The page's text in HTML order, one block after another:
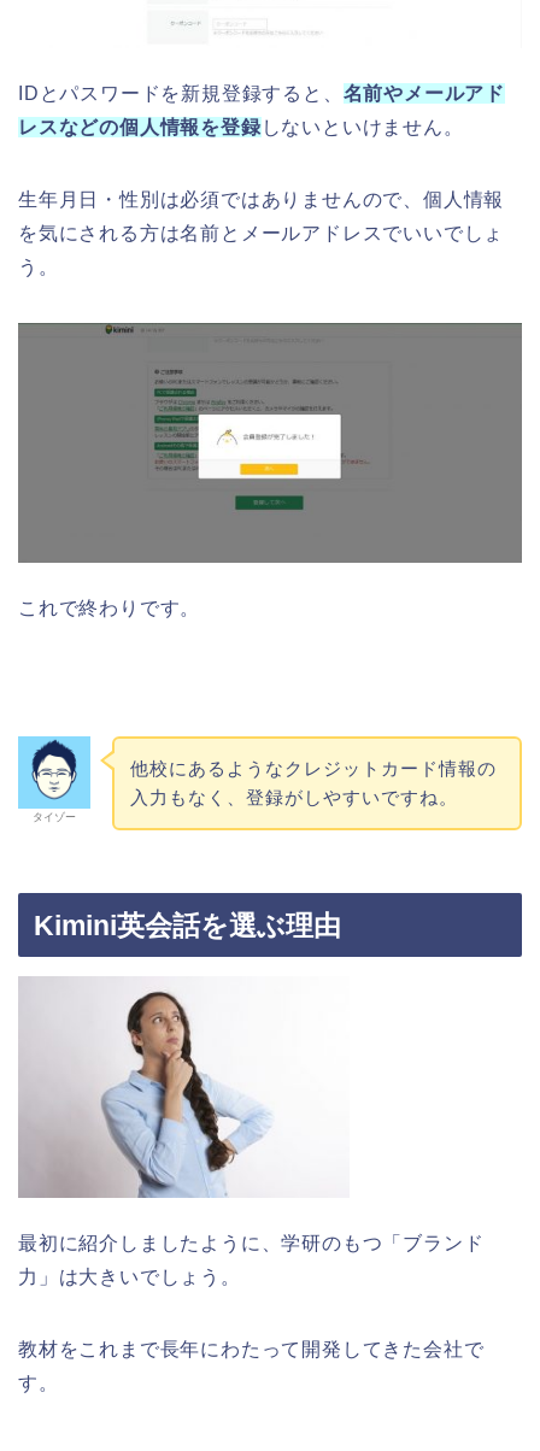
IDとパスワードを新規登録すると、 名前やメールアド
レスなどの個人情報を登録 しないといけません。
生年月日・性別は必須ではありませんので、個人情報
を気にされる方は名前とメールアドレスでいいでしょ
う。
これで終わりです。
タイゾー
他校にあるようなクレジットカード情報の
入力もなく、登録がしやすいですね。
Kimini英会話を選ぶ理由
最初に紹介しましたように、学研のもつ「ブランド
力」は大きいでしょう。
教材をこれまで長年にわたって開発してきた会社で
す。